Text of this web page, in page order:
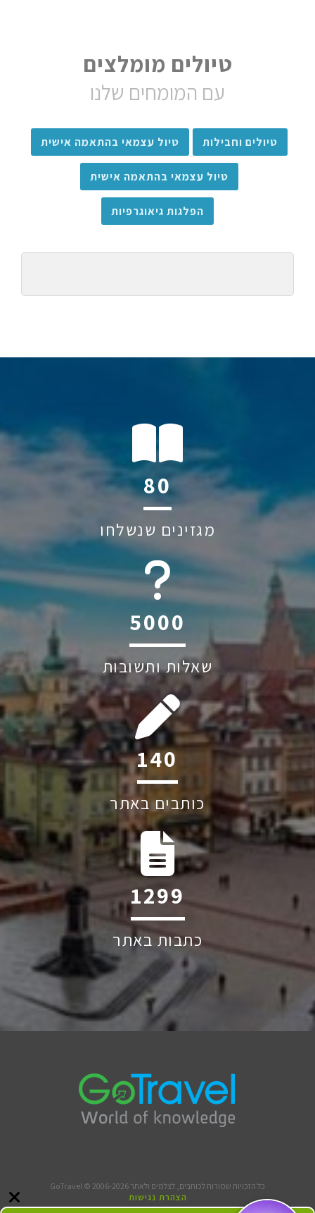
טיולים מומלצים
עם המומחים שלנו
טיולים וחבילות טיול עצמאי בהתאמה אישית
טיול עצמאי בהתאמה אישית
הפלגות גיאוגרפיות
107
מגזינים שנשלחו
6045
שאלות ותשובות
187
כותבים באתר
1744
כתבות באתר
כל הזכויות שמורות לכותבים, לצלמים ולאתר GoTravel © 2006-2026
הצהרת נגישות